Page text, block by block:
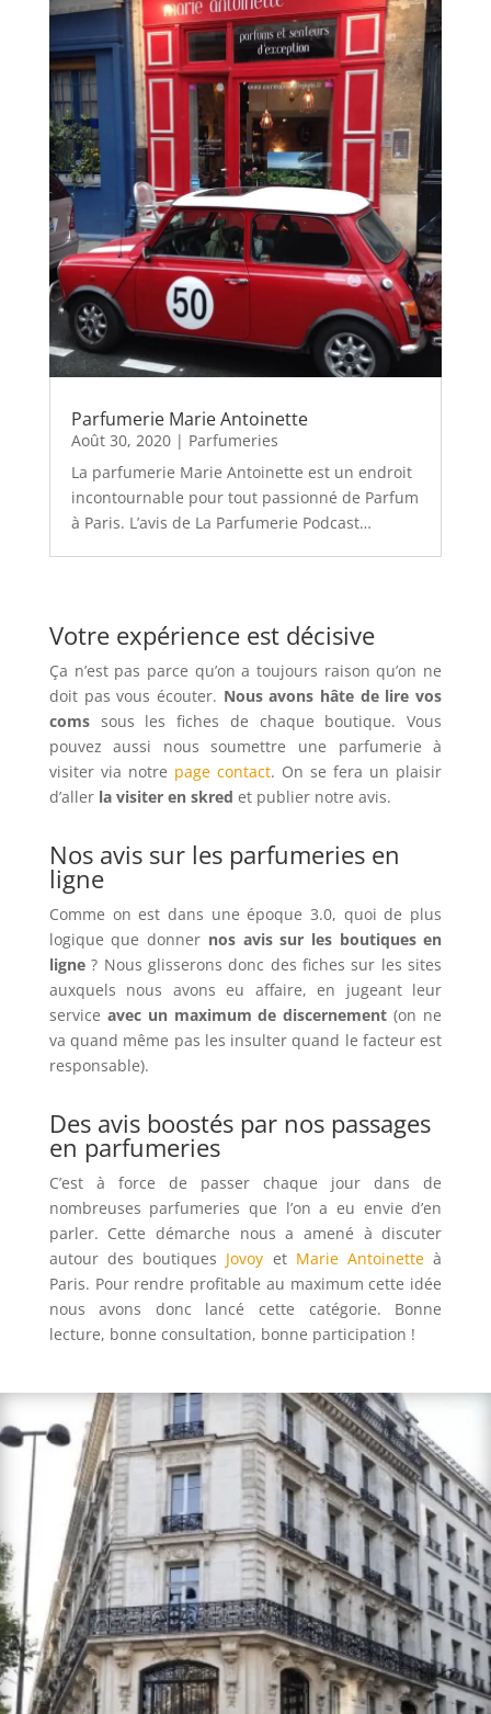
Parfumerie Marie Antoinette
Août 30, 2020| Parfumeries
La parfumerie Marie Antoinette est un endroit
incontournable pour tout passionné de Parfum
à Paris. L’avis de La Parfumerie Podcast…
Votre expérience est décisive
Ça n’est pas parce qu’on a toujours raison qu’on ne
doit pas vous écouter. Nous avons hâte de lire vos
comssous les fiches de chaque boutique. Vous
pouvez aussi nous soumettre une parfumerie à
visiter via notre page contact. On se fera un plaisir
d’aller la visiter en skred et publier notre avis.
Nos avis sur les parfumeries en
ligne
Comme on est dans une époque 3.0, quoi de plus
logique que donner nos avis sur les boutiques en
ligne? Nous glisserons donc des fiches sur les sites
auxquels nous avons eu affaire, en jugeant leur
service avec un maximum de discernement (on ne
va quand même pas les insulter quand le facteur est
responsable).
Des avis boostés par nos passages
en parfumeries
C’est à force de passer chaque jour dans de
nombreuses parfumeries que l’on a eu envie d’en
parler. Cette démarche nous a amené à discuter
autour des boutiques Jovoy et Marie Antoinette à
Paris. Pour rendre profitable au maximum cette idée
nous avons donc lancé cette catégorie. Bonne
lecture, bonne consultation, bonne participation !